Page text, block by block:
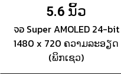
5.6 ນິ້ວ
จอ Super AMOLED 24-bit
1480 x 720 ຄວາມລະອຽດ
(ພິກເຊວ)